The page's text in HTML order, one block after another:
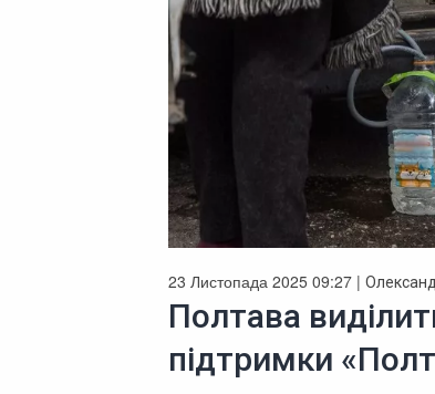
23 Листопада 2025 09:27 |
Полтава
підтримки